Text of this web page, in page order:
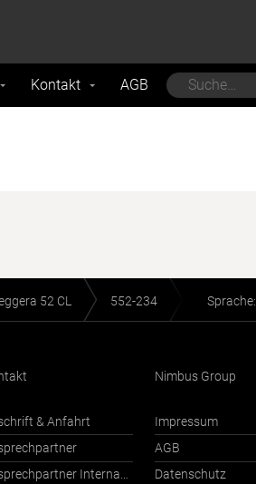
Kontakt AGB
52 CL 552-234 Sprache:
& Anfahrt
Ansprechpartner International
Nimbus Group
Impressum
AGB
Datenschutz